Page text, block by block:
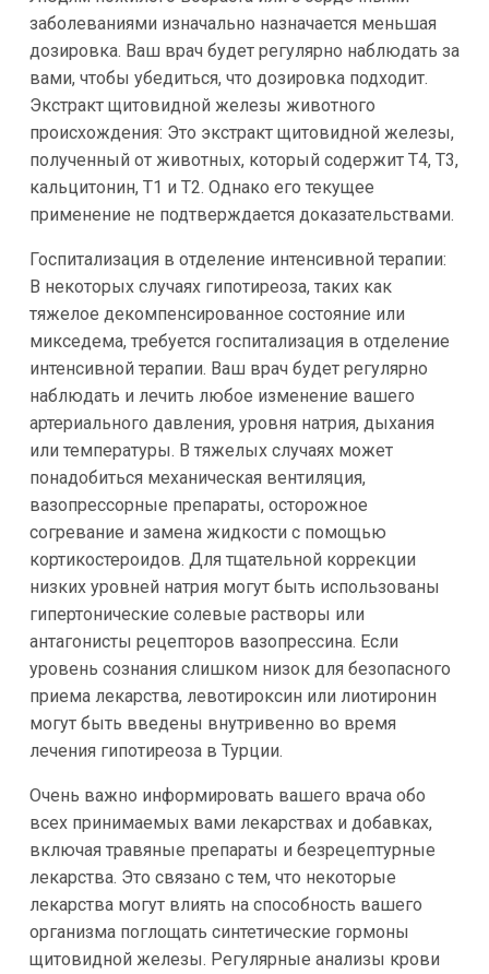
заболеваниями изначально назначается меньшая
дозировка. Ваш врач будет регулярно наблюдать за
вами, чтобы убедиться, что дозировка подходит.
Экстракт щитовидной железы животного
происхождения: Это экстракт щитовидной железы,
полученный от животных, который содержит Т4, Т3,
кальцитонин, Т1 и Т2. Однако его текущее
применение не подтверждается доказательствами.
Госпитализация в отделение интенсивной терапии:
В некоторых случаях гипотиреоза, таких как
тяжелое декомпенсированное состояние или
микседема, требуется госпитализация в отделение
интенсивной терапии. Ваш врач будет регулярно
наблюдать и лечить любое изменение вашего
артериального давления, уровня натрия, дыхания
или температуры. В тяжелых случаях может
понадобиться механическая вентиляция,
вазопрессорные препараты, осторожное
согревание и замена жидкости с помощью
кортикостероидов. Для тщательной коррекции
низких уровней натрия могут быть использованы
гипертонические солевые растворы или
антагонисты рецепторов вазопрессина. Если
уровень сознания слишком низок для безопасного
приема лекарства, левотироксин или лиотиронин
могут быть введены внутривенно во время
лечения гипотиреоза в Турции.
Очень важно информировать вашего врача обо
всех принимаемых вами лекарствах и добавках,
включая травяные препараты и безрецептурные
лекарства. Это связано с тем, что некоторые
лекарства могут влиять на способность вашего
организма поглощать синтетические гормоны
щитовидной железы. Регулярные анализы крови